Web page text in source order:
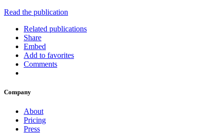
Read the publication
Related publications
Share
Embed
Add to favorites
Comments
Company
About
Pricing
Press